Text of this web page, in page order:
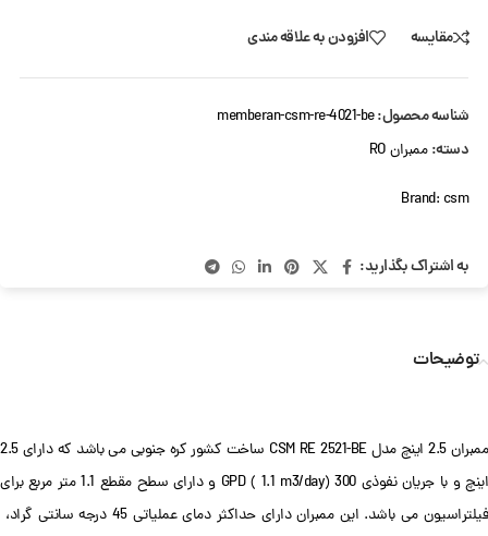
مقایسه افزودن به علاقه مندی
شناسه محصول:memberan-csm-re-4021-be
دسته: ممبران RO
Brand:csm
به اشتراک بگذارید:
توضیحات
ممبران 2.5 اینچ مدل CSM RE 2521-BE ساخت کشور کره جنوبی می باشد که دارای 2.5
اینچ و با جریان نفوذی 300 GPD ( 1.1 m3/day) و دارای سطح مقطع 1.1 متر مربع برای
فیلتراسیون می باشد. این ممبران دارای حداکثر دمای عملیاتی 45 درجه سانتی گراد،